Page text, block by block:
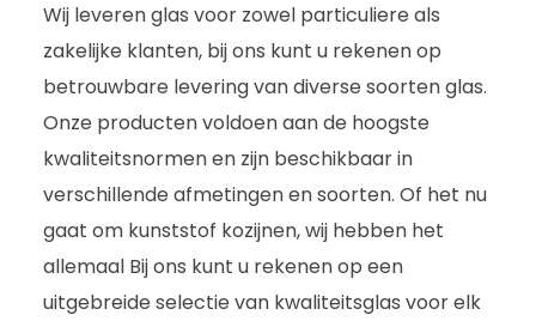
Wij leveren glas voor zowel particuliere als
zakelijke klanten, bij ons kunt u rekenen op
betrouwbare levering van diverse soorten glas.
Onze producten voldoen aan de hoogste
kwaliteitsnormen en zijn beschikbaar in
verschillende afmetingen en soorten. Of het nu
gaat om kunststof kozijnen, wij hebben het
allemaal Bij ons kunt u rekenen op een
uitgebreide selectie van kwaliteitsglas voor elk